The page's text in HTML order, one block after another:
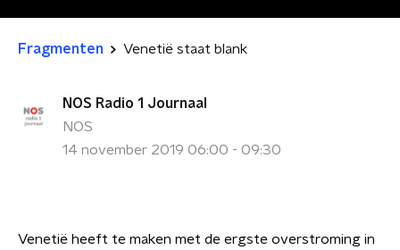
Fragmenten Venetië staat blank
NOS Radio 1 Journaal
NOS
14 november 2019 06:00 - 09:30
Venetië heeft te maken met de ergste overstroming in